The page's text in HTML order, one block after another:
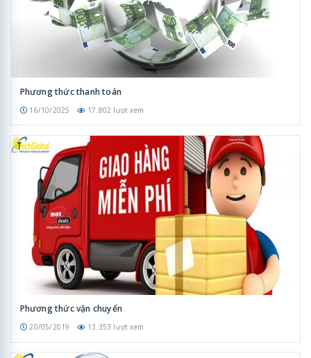
Phương thức thanh toán
16/10/2025 17.802 lượt xem
Phương thức vận chuyển
20/05/2019 13.353 lượt xem